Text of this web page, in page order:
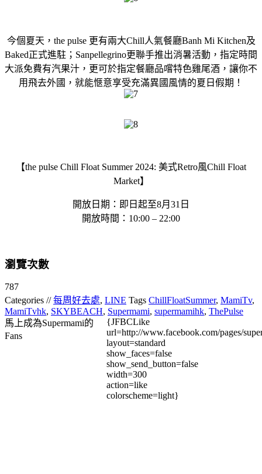
今個夏天，the pulse 更有兩大Chill人氣餐廳Banh Mi Kitchen及
Baked正式進駐；Sanpellegrino更聯手推出消暑活動，指定時間
大派免費有汽果汁，更可於指定餐廳品嚐特色雞尾酒，讓你不
用飛去外國，就能愜意享受充滿異國風情的夏日假期！
【the pulse Chill Float Summer 2024: 美式Retro風Chill Float
Market】
開放日期：即日起至8月31日
開放時間：10:00 – 22:00
瀏覽次數
787
Categories //每周好去處, LINE Tags ChillFloatSummer, MamiTv,
MamiTvhk, SKYBEACH, Supermami, supermamihk, ThePulse
馬上成為Supermami的
Fans
{JFBCLike
url=http://www.facebook.com/pages/
layout=standard
show_faces=false
show_send_button=false
width=300
action=like
colorscheme=light}